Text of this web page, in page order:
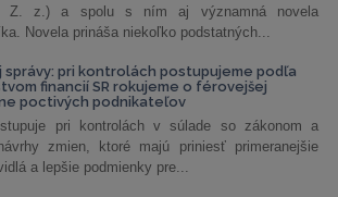
Z. z.) a spolu s ním aj významná novela
Novela prináša niekoľko podstatných...
správy: pri kontrolách postupujeme podľa
financií SR rokujeme o férovejšej
poctivých podnikateľov
pri kontrolách v súlade so zákonom a
zmien, ktoré majú priniesť primeranejšie
a lepšie podmienky pre...